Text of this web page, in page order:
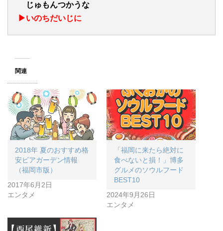
じゅもんつかうな
▶︎いのちだいじに
関連
2018年 夏のおすすめ格
安ビアガーデン情報
（福岡市版）
2017年6月2日
エンタメ
「福岡に来たら絶対に
食べないと損！」博多
グルメのソウルフード
BEST10
2024年9月26日
エンタメ